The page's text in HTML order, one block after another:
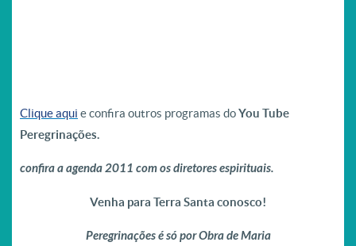
Clique aqui e confira outros programas doYou Tube
Peregrinações.
confira a agenda 2011 com os diretores espirituais.
Venha para Terra Santa conosco!
Peregrinações é só por Obra de Maria